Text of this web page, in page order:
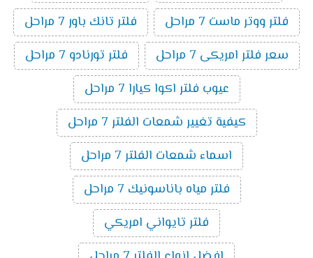
فلتر ووتر ماست 7 مراحل
فلتر تانك باور 7 مراحل
سعر فلتر امريكى 7 مراحل
فلتر تورنادو 7 مراحل
عيوب فلتر اكوا كيارا 7 مراحل
كيفية تغيير شمعات الفلتر 7 مراحل
اسماء شمعات الفلتر 7 مراحل
فلتر مياه باناسونيك 7 مراحل
فلتر تايواني امريكي